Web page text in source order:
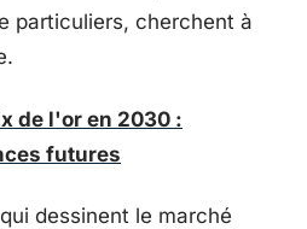
particuliers, cherchent à
de l'or en 2030 :
futures
dessinent le marché